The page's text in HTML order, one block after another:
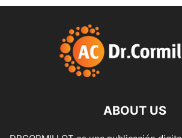
ABOUT US